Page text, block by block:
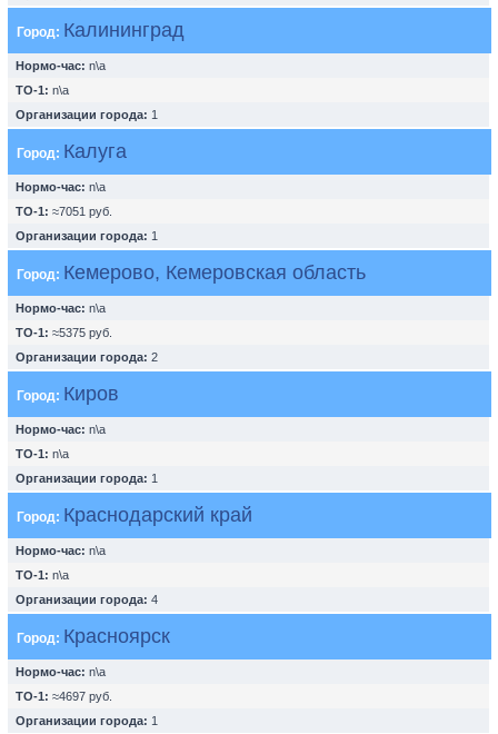
Город: Калининград
Нормо-час: n\a
ТО-1: n\a
Организации города: 1
Город: Калуга
Нормо-час: n\a
ТО-1: ≈7051 руб.
Организации города: 1
Город: Кемерово, Кемеровская область
Нормо-час: n\a
ТО-1: ≈5375 руб.
Организации города: 2
Город: Киров
Нормо-час: n\a
ТО-1: n\a
Организации города: 1
Город: Краснодарский край
Нормо-час: n\a
ТО-1: n\a
Организации города: 4
Город: Красноярск
Нормо-час: n\a
ТО-1: ≈4697 руб.
Организации города: 1